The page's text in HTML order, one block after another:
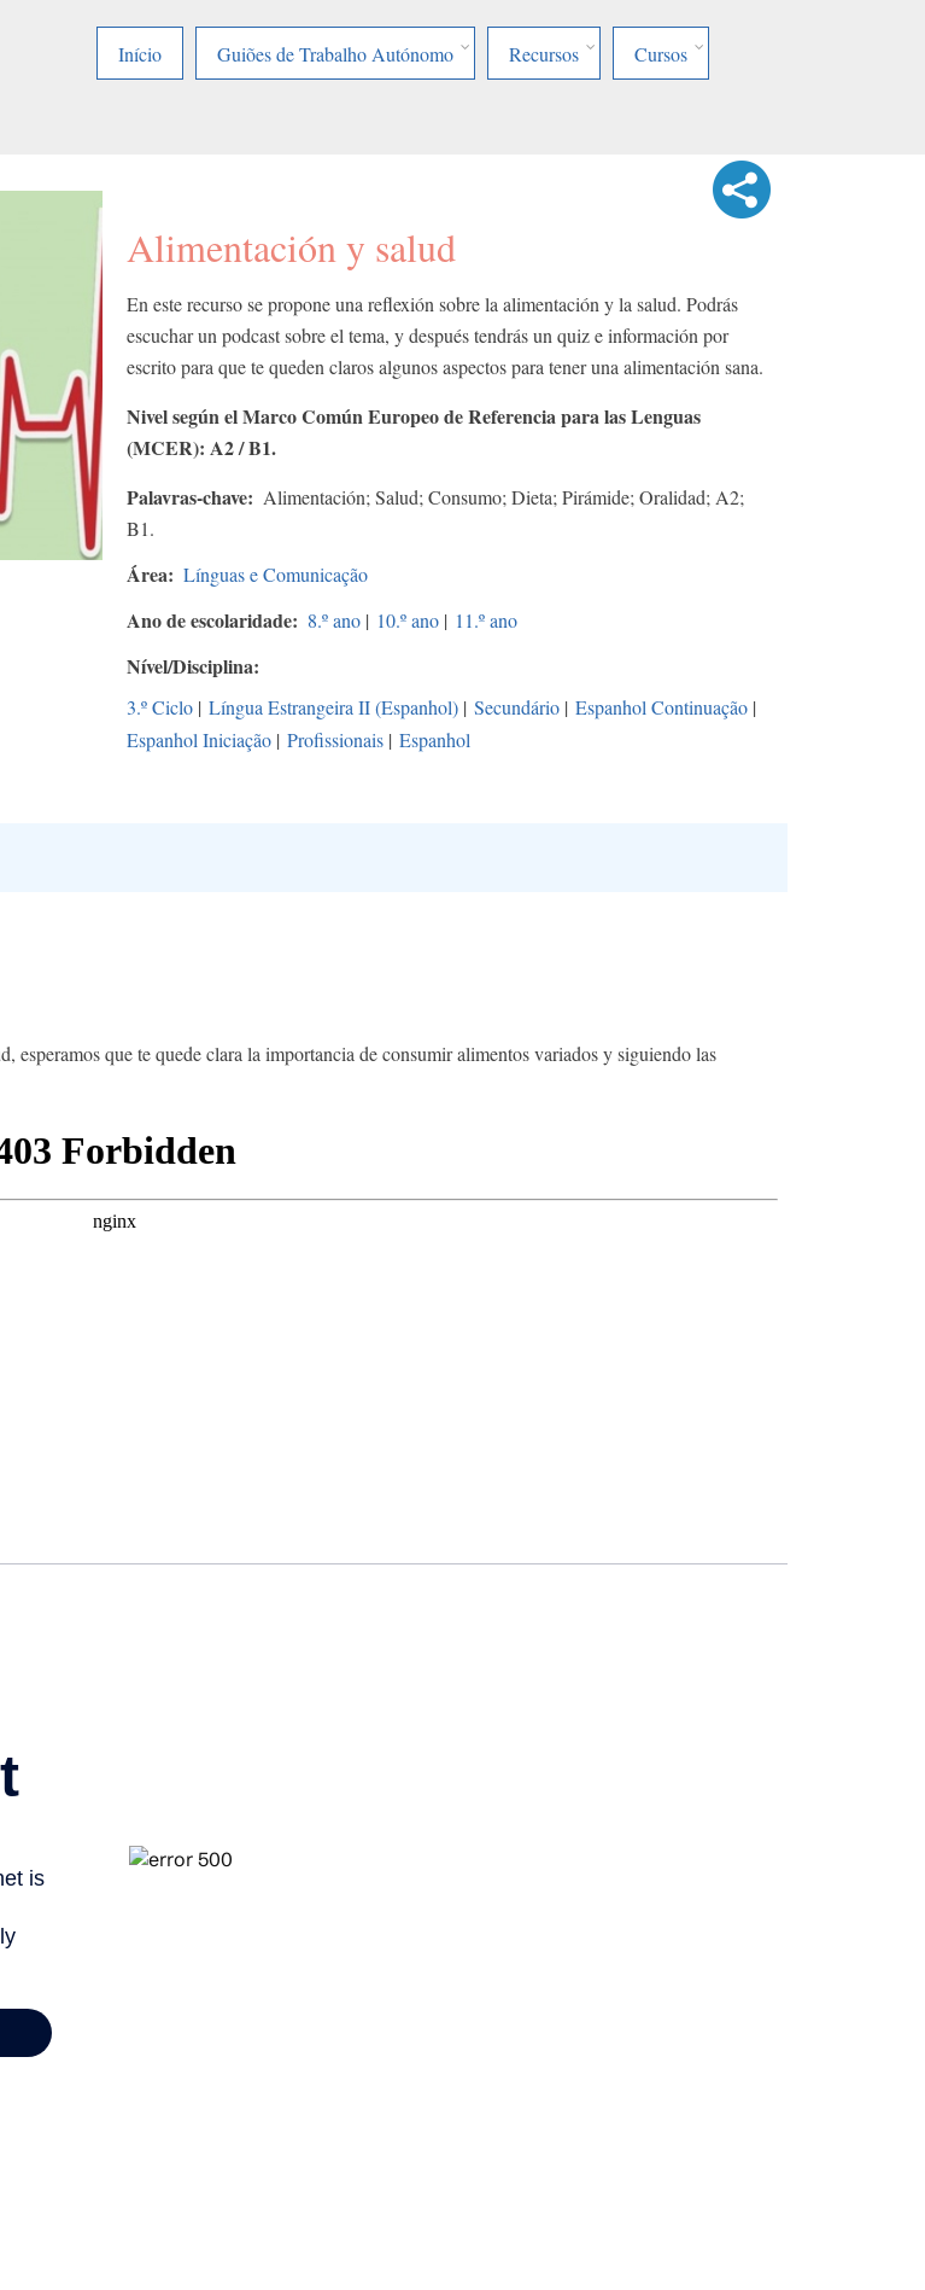
Início
Guiões de Trabalho Autónomo Recursos Cursos
Alimentación y salud
En este recurso se propone una reflexión sobre la alimentación y la salud. Podrás
escuchar un podcast sobre el tema, y después tendrás un quiz e información por
escrito para que te queden claros algunos aspectos para tener una alimentación sana.
Nivel según el Marco Común Europeo de Referencia para las Lenguas
(MCER): A2 / B1.
Palavras-chave
Alimentación; Salud; Consumo; Dieta; Pirámide; Oralidad; A2;
B1.
Área Línguas e Comunicação
Ano de escolaridade 8.º ano | 10.º ano | 11.º ano
Nível/Disciplina
3.º Ciclo | Língua Estrangeira II (Espanhol) | Secundário | Espanhol Continuação |
Espanhol Iniciação | Profissionais | Espanhol
esperamos que te quede clara la importancia de consumir alimentos variados y siguiendo las